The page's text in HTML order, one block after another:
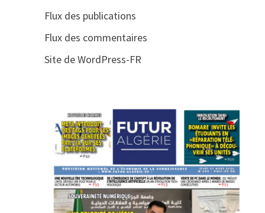
Flux des publications
Flux des commentaires
Site de WordPress-FR